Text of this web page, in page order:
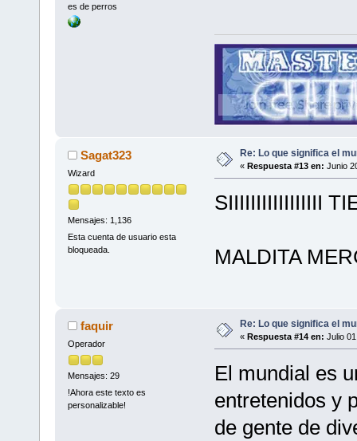
es de perros
Sagat323
Wizard
Mensajes: 1,136
Esta cuenta de usuario esta
bloqueada.
Re: Lo que significa el
« Respuesta #13 en: Junio
SIIIIIIIIIIIIIIIII
MALDITA
faquir
Operador
Mensajes: 29
!Ahora este texto es
personalizable!
Re: Lo que significa el
« Respuesta #14 en: Julio
El mundial es
entretenidos y
de gente de